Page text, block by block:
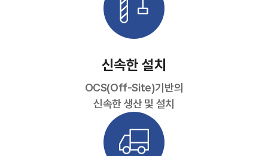
신속한 설치
OCS(Off-Site)기반의
신속한 생산 및 설치